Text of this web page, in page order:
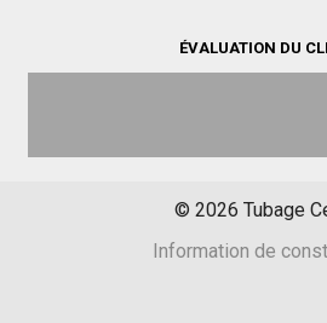
ÉVALUATION DU
© 2026 Tubage
Information de